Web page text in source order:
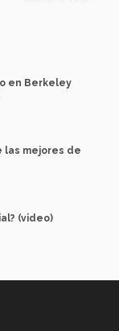
en Berkeley
las mejores de
(video)